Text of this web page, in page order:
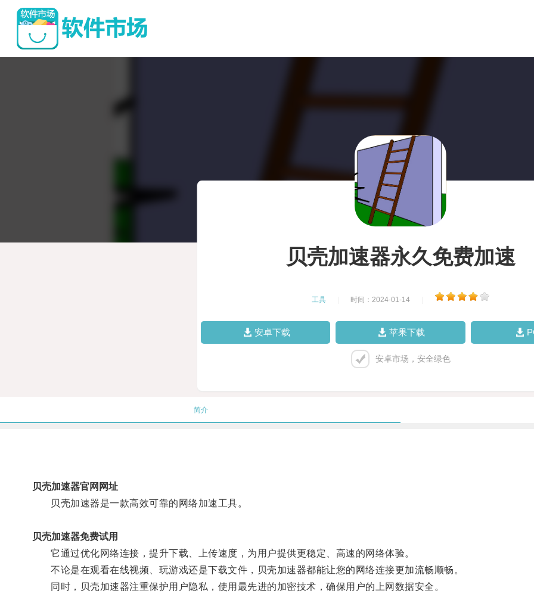
贝壳加速器永久免费加速
工具 时间：2024-01-14
安卓下载 苹果下载
安卓市场，安全绿色
简介
贝壳加速器官网网址
贝壳加速器是一款高效可靠的网络加速工具。
贝壳加速器免费试用
它通过优化网络连接，提升下载、上传速度，为用户提供更稳定、高速的网络体验。
不论是在观看在线视频、玩游戏还是下载文件，贝壳加速器都能让您的网络连接更加流畅顺畅。
同时，贝壳加速器注重保护用户隐私，使用最先进的加密技术，确保用户的上网数据安全。